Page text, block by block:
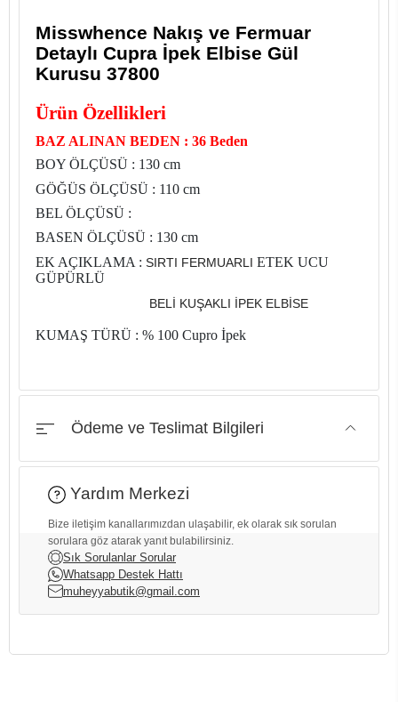
Misswhence Nakış ve Fermuar
Detaylı Cupra İpek Elbise Gül
Kurusu 37800
Ürün Özellikleri
BAZ ALINAN BEDEN : 36 Beden
BOY ÖLÇÜSÜ : 130 cm
GÖĞÜS ÖLÇÜSÜ : 110 cm
BEL ÖLÇÜSÜ :
BASEN ÖLÇÜSÜ : 130 cm
EK AÇIKLAMA :SIRTI FERMUARLIETEK UCU
GÜPÜRLÜ
BELİ KUŞAKLI İPEK ELBİSE
KUMAŞ TÜRÜ : % 100 Cupro İpek
Ödeme ve Teslimat Bilgileri
Yardım Merkezi
Bize iletişim kanallarımızdan ulaşabilir, ek olarak sık sorulan
sorulara göz atarak yanıt bulabilirsiniz.
Sık Sorulanlar Sorular
Whatsapp Destek Hattı
muheyyabutik@gmail.com